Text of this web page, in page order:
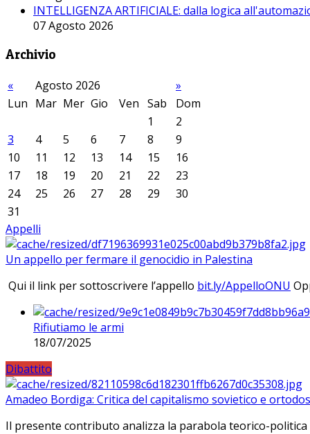
INTELLIGENZA ARTIFICIALE: dalla logica
07 Agosto 2026
Archivio
« Agosto 2026
»
Lun Mar Mer Gio Ven Sab
Dom
1
2
3
4 5 6 7 8
9
10
11 12 13 14 15
16
17
18 19 20 21 22
23
24
25 26 27 28 29
30
31
Appelli
Un appello per fermare il genocidio in Palestina
Qui il link per sottoscrivere l’appello bit.ly/AppelloONU
Rifiutiamo le armi
18/07/2025
Dibattito
Amadeo Bordiga: Critica del capitalismo sovietico e
Il presente contributo analizza la parabola teorico-